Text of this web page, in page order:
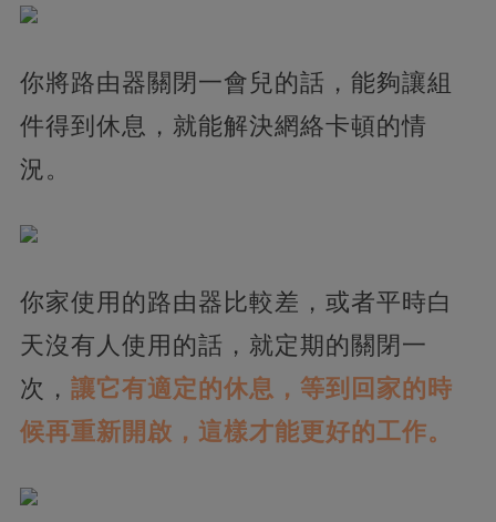
你將路由器關閉一會兒的話，能夠讓組
件得到休息，就能解決網絡卡頓的情
況。
你家使用的路由器比較差，或者平時白
天沒有人使用的話，就定期的關閉一
次， 讓它有適定的休息，等到回家的時
候再重新開啟，這樣才能更好的工作。